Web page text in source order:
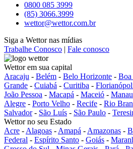
0800 085 3999
(85) 3066.3999
wettor@wettor.com.br
Siga a Wettor nas mídias
Trabalhe Conosco | Fale conosco
Wettor em sua capital
Aracaju - Belém - Belo Horizonte - Boa
Grande - Cuiabá - Curitiba -
João Pessoa - Macapá - Maceió -
Alegre - Porto Velho - Recife - Rio
Salvador- São Luís - São Paulo -
Wettor no seu Estado
Acre - Alagoas - Amapá - Amazonas -
Federal - Espírito Santo - Goiás -